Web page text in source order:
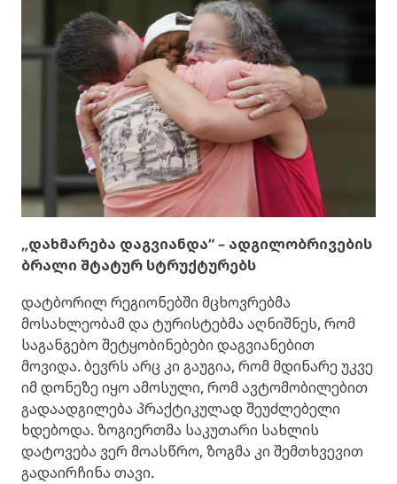
„დახმარება დაგვიანდა“ – ადგილობრივების
ბრალი შტატურ სტრუქტურებს
დატბორილ რეგიონებში მცხოვრებმა
მოსახლეობამ და ტურისტებმა აღნიშნეს, რომ
საგანგებო შეტყობინებები დაგვიანებით
მოვიდა. ბევრს არც კი გაუგია, რომ მდინარე უკვე
იმ დონეზე იყო ამოსული, რომ ავტომობილებით
გადაადგილება პრაქტიკულად შეუძლებელი
ხდებოდა. ზოგიერთმა საკუთარი სახლის
დატოვება ვერ მოასწრო, ზოგმა კი შემთხვევით
გადაირჩინა თავი.